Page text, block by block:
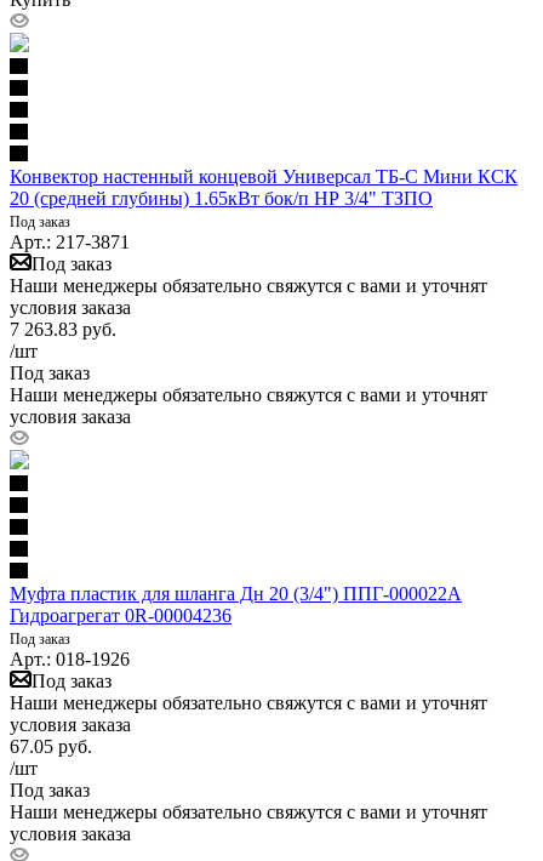
Конвектор настенный концевой Универсал ТБ-С Мини КСК
20 (средней глубины) 1.65кВт бок/п НР 3/4" ТЗПО
Под заказ
Арт.: 217-3871
Под заказ
Наши менеджеры обязательно свяжутся с вами и уточнят
условия заказа
7 263.83 руб.
/шт
Под заказ
Наши менеджеры обязательно свяжутся с вами и уточнят
условия заказа
Муфта пластик для шланга Дн 20 (3/4") ППГ-000022А
Гидроагрегат 0R-00004236
Под заказ
Арт.: 018-1926
Под заказ
Наши менеджеры обязательно свяжутся с вами и уточнят
условия заказа
67.05 руб.
/шт
Под заказ
Наши менеджеры обязательно свяжутся с вами и уточнят
условия заказа